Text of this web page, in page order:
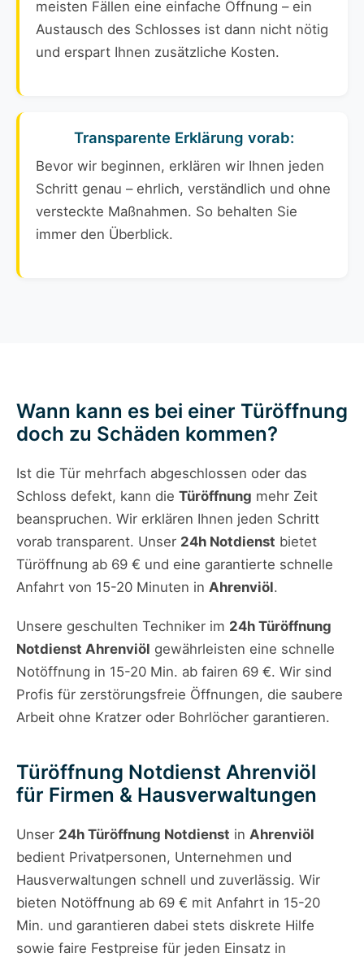
meisten Fällen eine einfache Öffnung – ein
Austausch des Schlosses ist dann nicht nötig
und erspart Ihnen zusätzliche Kosten.
Transparente Erklärung vorab:
Bevor wir beginnen, erklären wir Ihnen jeden
Schritt genau – ehrlich, verständlich und ohne
versteckte Maßnahmen. So behalten Sie
immer den Überblick.
Wann kann es bei einer Türöffnung
doch zu Schäden kommen?
Ist die Tür mehrfach abgeschlossen oder das
Schloss defekt, kann die Türöffnung mehr Zeit
beanspruchen. Wir erklären Ihnen jeden Schritt
vorab transparent. Unser 24h Notdienst bietet
Türöffnung ab 69 € und eine garantierte schnelle
Anfahrt von 15-20 Minuten in Ahrenviöl.
Unsere geschulten Techniker im 24h Türöffnung
Notdienst Ahrenviöl gewährleisten eine schnelle
Notöffnung in 15-20 Min. ab fairen 69 €. Wir sind
Profis für zerstörungsfreie Öffnungen, die saubere
Arbeit ohne Kratzer oder Bohrlöcher garantieren.
Türöffnung Notdienst Ahrenviöl
für Firmen & Hausverwaltungen
Unser 24h Türöffnung Notdienst in Ahrenviöl
bedient Privatpersonen, Unternehmen und
Hausverwaltungen schnell und zuverlässig. Wir
bieten Notöffnung ab 69 € mit Anfahrt in 15-20
Min. und garantieren dabei stets diskrete Hilfe
sowie faire Festpreise für jeden Einsatz in